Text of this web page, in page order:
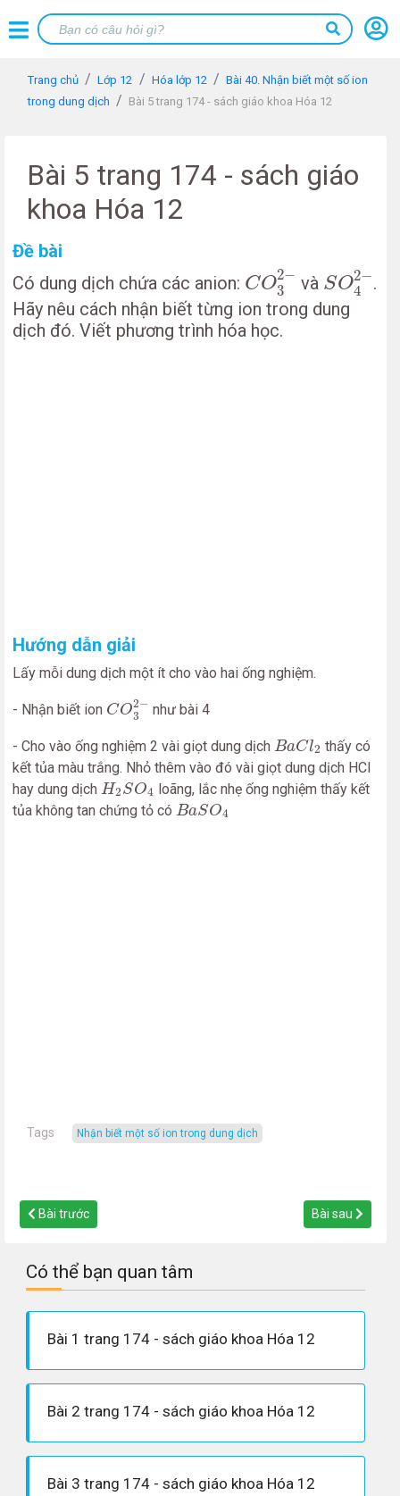
Trang chủ Lớp 12 Hóa lớp 12
Bài 40. Nhận biết một số ion
trong dung dịch
Bài 5 trang 174 - sách giáo khoa Hóa 12
Bài 5 trang 174 - sách giáo
khoa Hóa 12
Đề bài
Có dung dịch chứa các anion: CO2−
3
CO32
và SO2−
4
SO42
.
Hãy nêu cách nhận biết từng ion trong dung
dịch đó. Viết phương trình hóa học.
Hướng dẫn giải
Lấy mỗi dung dịch một ít cho vào hai ống nghiệm.
- Nhận biết ion CO2−
3
CO3
như bài 4
- Cho vào ống nghiệm 2 vài giọt dung dịch BaCl2
Ba Cl2
thấy có
kết tủa màu trắng. Nhỏ thêm vào đó vài giọt dung dịch HCl
hay dung dịch H2SO4
H2 SO4
loãng, lắc nhẹ ống nghiệm thấy kết
tủa không tan chứng tỏ có BaSO4
Ba SO4
Tags nhận biết một số ion trong dung dịch
Bài trước Bài sau
Có thể bạn quan tâm
Bài 1 trang 174 - sách giáo khoa Hóa 12
Bài 2 trang 174 - sách giáo khoa Hóa 12
Bài 3 trang 174 - sách giáo khoa Hóa 12